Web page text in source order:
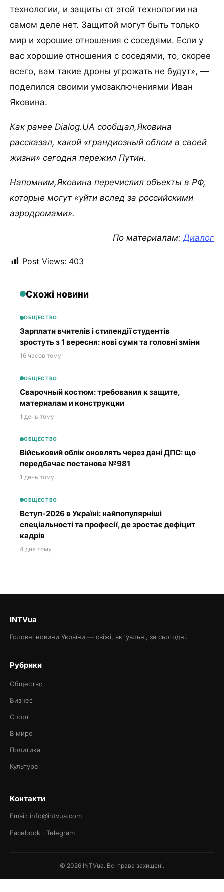
технологии, и защиты от этой технологии на
самом деле нет. Защитой могут быть только
мир и хорошие отношения с соседями. Если у
вас хорошие отношения с соседями, то, скорее
всего, вам такие дроны угрожать не будут», —
поделился своими умозаключениями Иван
Яковина.
Как ранее Dialog.UA сообщал,Яковина
рассказал, какой «грандиозный облом в своей
жизни» сегодня пережил Путин.
Напомним,Яковина перечислил объекты в РФ,
которые могут «уйти вслед за российскими
аэродромами».
По материалам: Диалог
Post Views: 403
Схожі новини
ОБЩЕСТВО
Зарплати вчителів і стипендії студентів
зростуть з 1 вересня: нові суми та головні зміни
16 часов тому
ОБЩЕСТВО
Сварочный костюм: требования к защите,
материалам и конструкции
1 день тому
ОБЩЕСТВО
Військовий облік оновлять через дані ДПС: що
передбачає постанова №981
1 день тому
ОБЩЕСТВО
Вступ-2026 в Україні: найпопулярніші
спеціальності та професії, де зростає дефіцит
кадрів
4 дня тому
INTVua
Головні новини України — свіжі, актуальні, за сьогодні.
Рубрики
Общество
Бизнес
Спорт
В мире
Политика
Культура
Контакти
Email: info@intvua.com
Facebook · Telegram
© 2026 INTVua. Всі права захищені.